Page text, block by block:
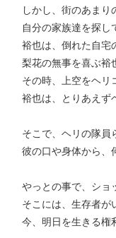
しかし、街のあま
自分の家族達を探し
裕也は、倒れた自宅
梨花の無事を喜ぶ裕
その時、上空をヘリ
裕也は、とりあえず
そこで、ヘリの隊員
彼の口や身体から、
やっとの事で、ショ
そこには、生存者が
今、明日を生きる権